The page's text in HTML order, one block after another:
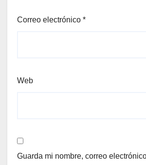
Correo electrónico *
Web
Guarda mi nombre, correo